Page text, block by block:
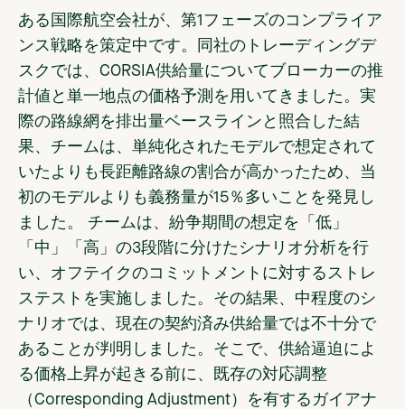
ある国際航空会社が、第1フェーズのコンプライア
ンス戦略を策定中です。同社のトレーディングデ
スクでは、CORSIA供給量についてブローカーの推
計値と単一地点の価格予測を用いてきました。実
際の路線網を排出量ベースラインと照合した結
果、チームは、単純化されたモデルで想定されて
いたよりも長距離路線の割合が高かったため、当
初のモデルよりも義務量が15％多いことを発見し
ました。 チームは、紛争期間の想定を「低」
「中」「高」の3段階に分けたシナリオ分析を行
い、オフテイクのコミットメントに対するストレ
ステストを実施しました。その結果、中程度のシ
ナリオでは、現在の契約済み供給量では不十分で
あることが判明しました。そこで、供給逼迫によ
る価格上昇が起きる前に、既存の対応調整
（Corresponding Adjustment）を有するガイアナ